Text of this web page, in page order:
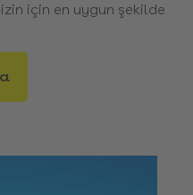
için en uygun şekilde